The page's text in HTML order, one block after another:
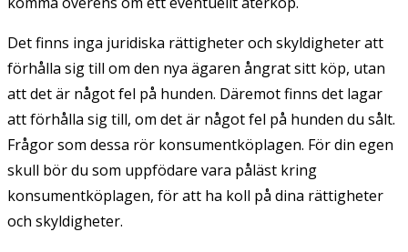
Det finns inga juridiska rättigheter och skyldigheter att
förhålla sig till om den nya ägaren ångrat sitt köp, utan
att det är något fel på hunden. Däremot finns det lagar
att förhålla sig till, om det är något fel på hunden du sålt.
Frågor som dessa rör konsumentköplagen. För din egen
skull bör du som uppfödare vara påläst kring
konsumentköplagen, för att ha koll på dina rättigheter
och skyldigheter.